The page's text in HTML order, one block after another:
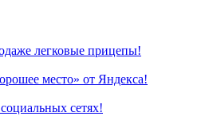
легковые прицепы!
место» от Яндекса!
сетях!